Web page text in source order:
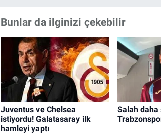
Bunlar da ilginizi çekebilir
Juventus ve Chelsea
istiyordu! Galatasaray ilk
hamleyi yaptı
Salah daha